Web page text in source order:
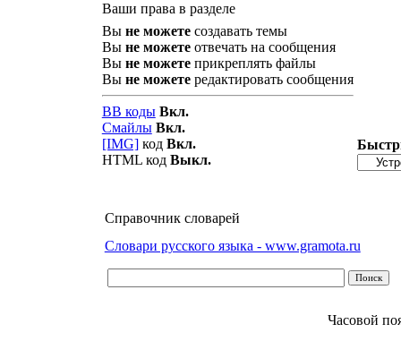
Ваши права в разделе
Вы не можетесоздавать темы
Вы не можетеотвечать на сообщения
Вы не можетеприкреплять файлы
Вы не можетередактировать сообщения
BB коды Вкл.
Смайлы Вкл.
[IMG]код Вкл.
HTML код Выкл.
Справочник словарей
Словари русского языка - www.gramota.ru
Часовой